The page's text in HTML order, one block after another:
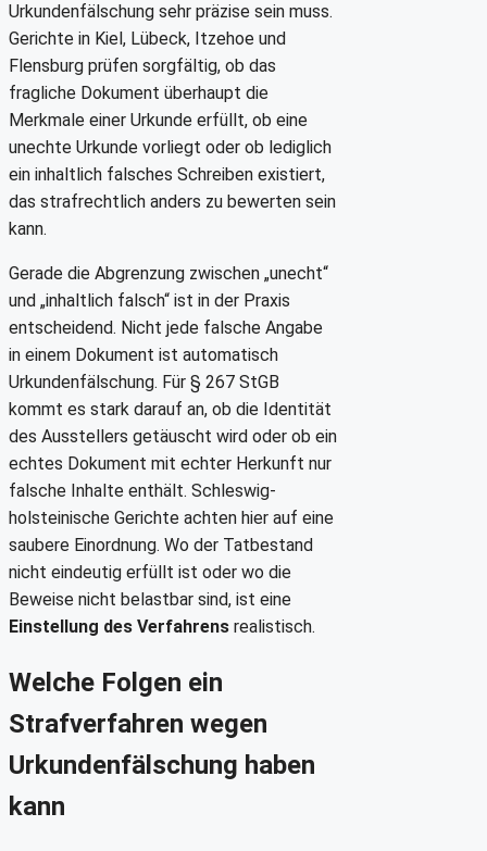
Urkundenfälschung sehr präzise sein muss.
Gerichte in Kiel, Lübeck, Itzehoe und
Flensburg prüfen sorgfältig, ob das
fragliche Dokument überhaupt die
Merkmale einer Urkunde erfüllt, ob eine
unechte Urkunde vorliegt oder ob lediglich
ein inhaltlich falsches Schreiben existiert,
das strafrechtlich anders zu bewerten sein
kann.
Gerade die Abgrenzung zwischen „unecht“
und „inhaltlich falsch“ ist in der Praxis
entscheidend. Nicht jede falsche Angabe
in einem Dokument ist automatisch
Urkundenfälschung. Für § 267 StGB
kommt es stark darauf an, ob die Identität
des Ausstellers getäuscht wird oder ob ein
echtes Dokument mit echter Herkunft nur
falsche Inhalte enthält. Schleswig-
holsteinische Gerichte achten hier auf eine
saubere Einordnung. Wo der Tatbestand
nicht eindeutig erfüllt ist oder wo die
Beweise nicht belastbar sind, ist eine
Einstellung des Verfahrens realistisch.
Welche Folgen ein
Strafverfahren wegen
Urkundenfälschung haben
kann